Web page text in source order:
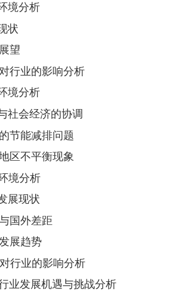
境分析
状
望
行业的影响分析
境分析
社会经济的协调
节能减排问题
区不平衡现象
境分析
展现状
国外差距
展趋势
行业的影响分析
业发展机遇与挑战分析